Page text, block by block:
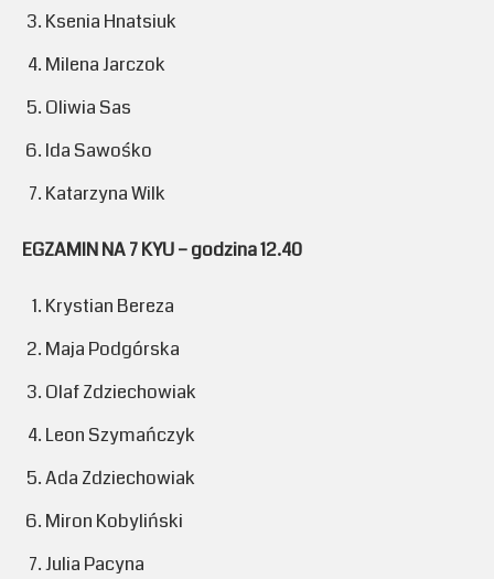
Ksenia Hnatsiuk
Milena Jarczok
Oliwia Sas
Ida Sawośko
Katarzyna Wilk
EGZAMIN NA 7 KYU – godzina 12.40
Krystian Bereza
Maja Podgórska
Olaf Zdziechowiak
Leon Szymańczyk
Ada Zdziechowiak
Miron Kobyliński
Julia Pacyna